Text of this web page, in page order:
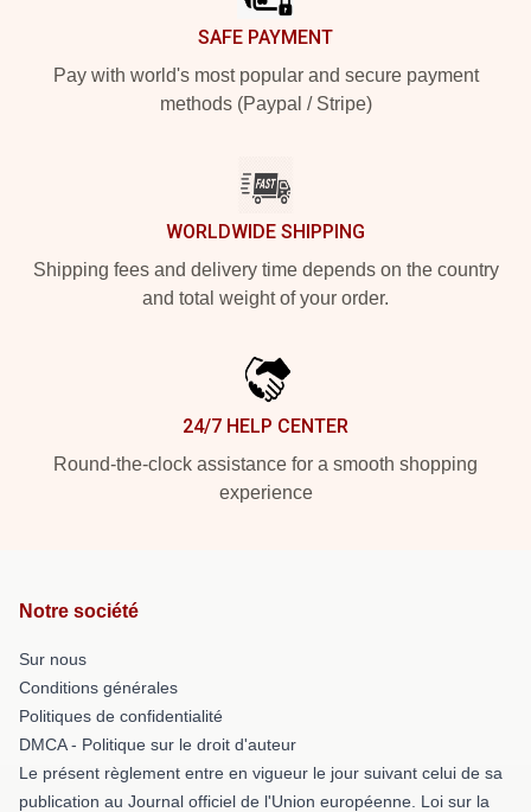
SAFE PAYMENT
Pay with world's most popular and secure payment
methods (Paypal / Stripe)
WORLDWIDE SHIPPING
Shipping fees and delivery time depends on the country
and total weight of your order.
24/7 HELP CENTER
Round-the-clock assistance for a smooth shopping
experience
Notre société
Sur nous
Conditions générales
Politiques de confidentialité
DMCA - Politique sur le droit d'auteur
Le présent règlement entre en vigueur le jour suivant celui de sa
publication au Journal officiel de l'Union européenne. Loi sur la